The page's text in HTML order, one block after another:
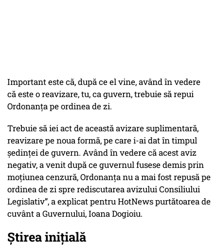
Important este că, după ce el vine, având în vedere
că este o reavizare, tu, ca guvern, trebuie să repui
Ordonanța pe ordinea de zi.
Trebuie să iei act de această avizare suplimentară,
reavizare pe noua formă, pe care i-ai dat în timpul
ședinței de guvern. Având în vedere că acest aviz
negativ, a venit după ce guvernul fusese demis prin
moțiunea cenzură, Ordonanța nu a mai fost repusă pe
ordinea de zi spre rediscutarea avizului Consiliului
Legislativ”, a explicat pentru HotNews purtătoarea de
cuvânt a Guvernului, Ioana Dogioiu.
Știrea inițială